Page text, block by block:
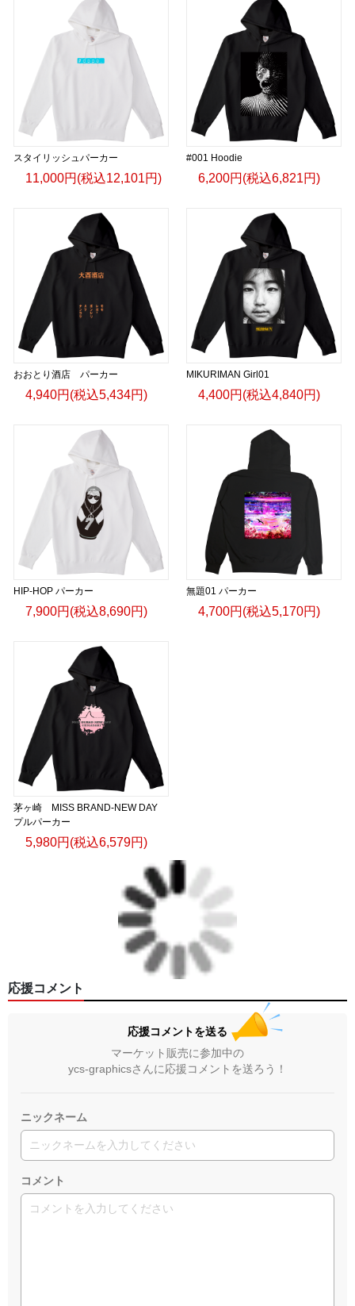
スタイリッシュパーカー
11,000円(税込12,101円)
#001 Hoodie
6,200円(税込6,821円)
おおとり酒店 パーカー
4,940円(税込5,434円)
MIKURIMAN Girl01
4,400円(税込4,840円)
HIP-HOP パーカー
7,900円(税込8,690円)
無題01 パーカー
4,700円(税込5,170円)
茅ヶ崎 MISS BRAND-NEW DAY
プルパーカー
5,980円(税込6,579円)
応援コメント
応援コメントを送る
マーケット販売に参加中の
ycs-graphicsさんに応援コメントを送ろう！
ニックネーム
コメント